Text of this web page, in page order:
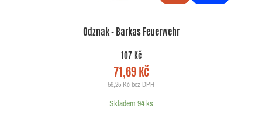
Odznak - Barkas Feuerwehr
107 Kč
71,69 Kč
59,25 Kč bez DPH
Skladem 94 ks